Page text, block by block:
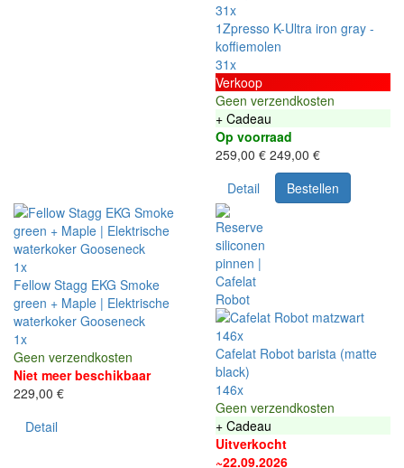
31x
1Zpresso K-Ultra iron gray -
koffiemolen
31x
Verkoop
Geen verzendkosten
+ Cadeau
Op voorraad
259,00 € 249,00 €
Detail
Bestellen
1x
Fellow Stagg EKG Smoke
green + Maple | Elektrische
waterkoker Gooseneck
1x
Geen verzendkosten
Niet meer beschikbaar
229,00 €
Detail
146x
Cafelat Robot barista (matte
black)
146x
Geen verzendkosten
+ Cadeau
Uitverkocht
~22.09.2026